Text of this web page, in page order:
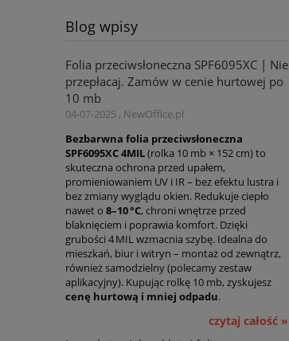
Blog wpisy
Folia przeciwsłoneczna SPF6095XC | Nie
przepłacaj. Zamów w cenie hurtowej po
10 mb
04-07-2025 , NewOffice.pl
Bezbarwna folia przeciwsłoneczna
SPF6095XC 4MIL(rolka 10 mb × 152 cm) to
skuteczna ochrona przed upałem,
promieniowaniem UV i IR – bez efektu lustra i
bez zmiany wyglądu okien. Redukuje ciepło
nawet o 8–10 °C, chroni wnętrze przed
blaknięciem i poprawia komfort. Dzięki
grubości 4 MIL wzmacnia szybę. Idealna do
mieszkań, biur i witryn – montaż od zewnątrz,
również samodzielny (polecamy zestaw
aplikacyjny). Kupując rolkę 10 mb, zyskujesz
cenę hurtową i mniej odpadu.
czytaj całość »